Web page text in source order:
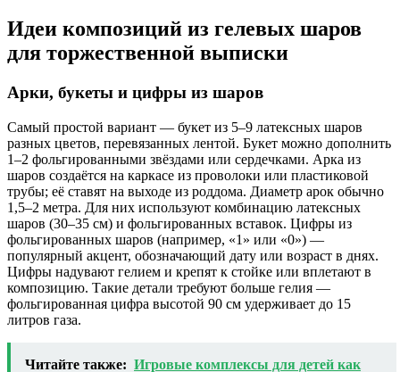
Идеи композиций из гелевых шаров
для торжественной выписки
Арки, букеты и цифры из шаров
Самый простой вариант — букет из 5–9 латексных шаров
разных цветов, перевязанных лентой. Букет можно дополнить
1–2 фольгированными звёздами или сердечками. Арка из
шаров создаётся на каркасе из проволоки или пластиковой
трубы; её ставят на выходе из роддома. Диаметр арок обычно
1,5–2 метра. Для них используют комбинацию латексных
шаров (30–35 см) и фольгированных вставок. Цифры из
фольгированных шаров (например, «1» или «0») —
популярный акцент, обозначающий дату или возраст в днях.
Цифры надувают гелием и крепят к стойке или вплетают в
композицию. Такие детали требуют больше гелия —
фольгированная цифра высотой 90 см удерживает до 15
литров газа.
Читайте также: Игровые комплексы для детей как